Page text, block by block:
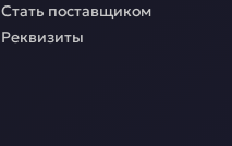
Стать поставщиком
Реквизиты